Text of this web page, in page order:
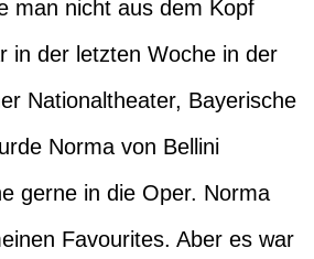
man nicht aus dem Kopf
in der letzten Woche in der
Nationaltheater, Bayerische
Norma von Bellini
gerne in die Oper. Norma
Favourites. Aber es war